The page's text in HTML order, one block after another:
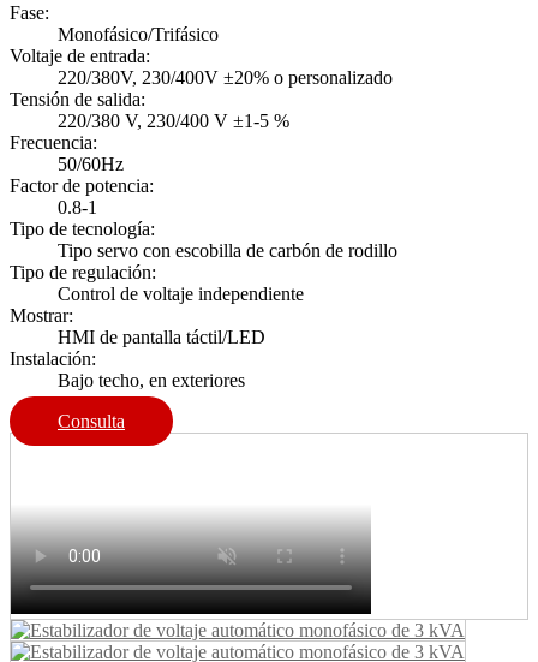
Fase:
Monofásico/Trifásico
Voltaje de entrada:
220/380V, 230/400V ±20% o personalizado
Tensión de salida:
220/380 V, 230/400 V ±1-5 %
Frecuencia:
50/60Hz
Factor de potencia:
0.8-1
Tipo de tecnología:
Tipo servo con escobilla de carbón de rodillo
Tipo de regulación:
Control de voltaje independiente
Mostrar:
HMI de pantalla táctil/LED
Instalación:
Bajo techo, en exteriores
Consulta